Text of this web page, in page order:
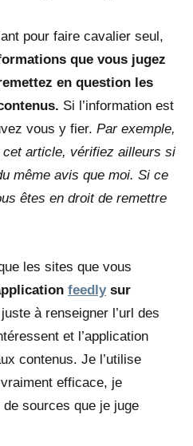
pour faire cavalier seul,
que vous jugez
en question les
Si l’information est
vous y fier. Par exemple,
article, vérifiez ailleurs si
même avis que moi. Si ce
êtes en droit de remettre
les sites que vous
feedlysur
à renseigner l’url des
et l’application
contenus. Je l’utilise
efficace, je
sources que je juge